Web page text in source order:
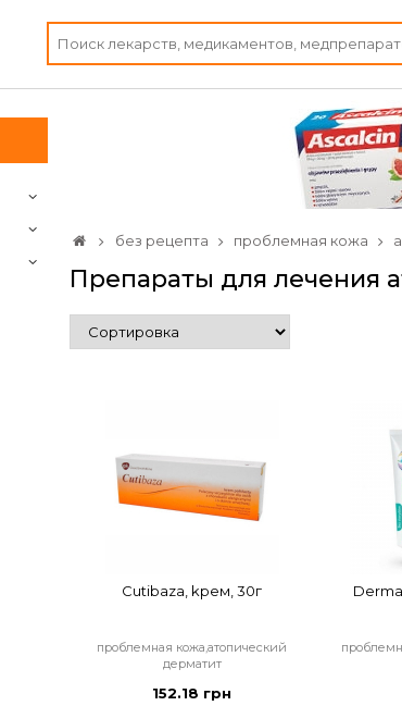
без рецепта проблемная кожа
Препараты для лечения
Cutibaza, kрем, 30г
проблемная кожа,атопический
дерматит
152.18 грн